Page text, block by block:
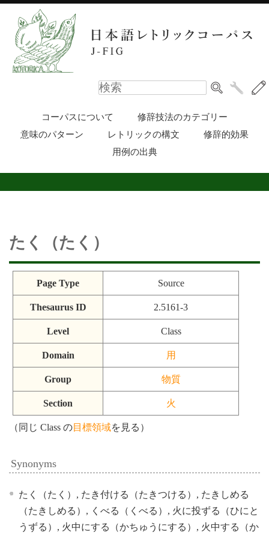
コーパスについて
修辞技法のカテゴリー
意味のパターン
レトリックの構文
修辞的効果
用例の出典
たく（たく）
Page Type Source
Thesaurus ID 2.5161-3
Level Class
Domain 用
Group 物質
Section 火
（同じ Class の目標領域を見る）
Synonyms
たく（たく）, たき付ける（たきつける）, たきしめる
（たきしめる）, くべる（くべる）, 火に投ずる（ひにと
うずる）, 火中にする（かちゅうにする）, 火中する（か